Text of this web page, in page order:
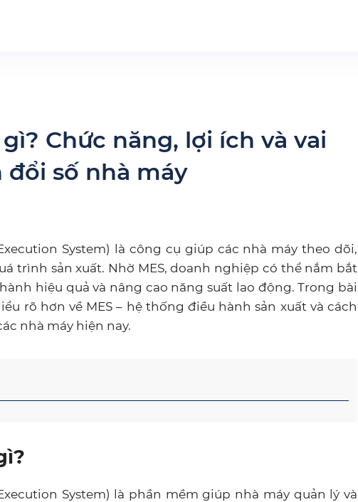
Chức năng, lợi ích và vai
số nhà máy
System) là công cụ giúp các nhà máy theo dõi,
trình sản xuất. Nhờ MES, doanh nghiệp có thể nắm bắt
hiệu quả và nâng cao năng suất lao động. Trong bài
rõ hơn về MES – hệ thống điều hành sản xuất và cách
nhà máy hiện nay.
System) là phần mềm giúp nhà máy quản lý và